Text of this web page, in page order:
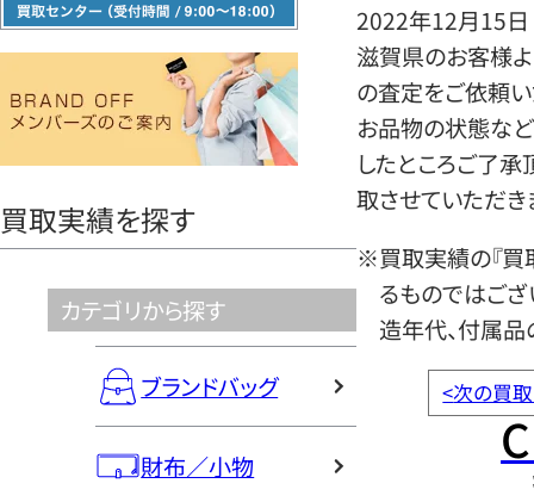
ー
ヤ
買取実績を探す
カテゴリから探す
ブランドバッグ
財布／小物
2022年12月15日
滋賀県のお客様よ
の査定をご依頼い
お品物の状態など
したところご了
取させていただき
※買取実績の『買
るものではござ
造年代、付属品
<次の買